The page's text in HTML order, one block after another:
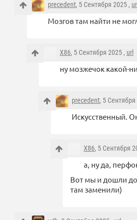
precedent, 5 Сентября 2025 , url
Мозгов там найти не
X86, 5 Сентября 2025 , url
ну мозжечок какой-
precedent, 5 Сентября
Искусственный.
X86, 5 Сентября
а, ну да,
Вот мы и дошли до
там заменили)